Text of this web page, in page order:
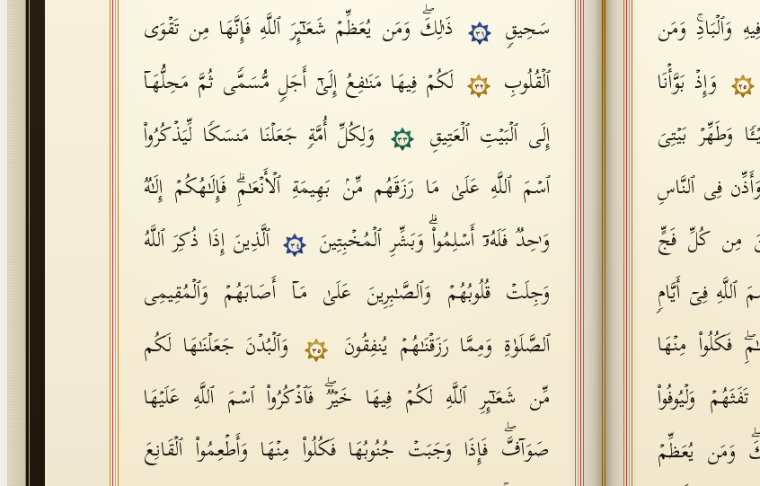
سَحِیقࣲ
٣١
ذَ ٰ⁠لِكَۖ وَمَن یُعَظِّمۡ شَعَـٰۤىِٕرَ ٱللَّهِ فَإِنَّهَا مِن تَقۡوَى
ٱلۡقُلُوبِ
٣٢
لَكُمۡ فِیهَا مَنَـٰفِعُ إِلَىٰۤ أَجَلࣲ مُّسَمࣰّى ثُمَّ مَحِلُّهَاۤ
إِلَى ٱلۡبَیۡتِ ٱلۡعَتِیقِ
٣٣
وَلِكُلِّ أُمَّةࣲ جَعَلۡنَا مَنسَكࣰا لِّیَذۡكُرُوا۟
ٱسۡمَ ٱللَّهِ عَلَىٰ مَا رَزَقَهُم مِّنۢ بَهِیمَةِ ٱلۡأَنۡعَـٰمِۗ فَإِلَـٰهُكُمۡ إِلَـٰهࣱ
وَ ٰ⁠حِدࣱ فَلَهُۥۤ أَسۡلِمُوا۟ۗ وَبَشِّرِ ٱلۡمُخۡبِتِینَ
٣٤
ٱلَّذِینَ إِذَا ذُكِرَ ٱللَّهُ
وَجِلَتۡ قُلُوبُهُمۡ وَٱلصَّـٰبِرِینَ عَلَىٰ مَاۤ أَصَابَهُمۡ وَٱلۡمُقِیمِی
ٱلصَّلَوٰةِ وَمِمَّا رَزَقۡنَـٰهُمۡ یُنفِقُونَ
٣٥
وَٱلۡبُدۡنَ جَعَلۡنَـٰهَا لَكُم
مِّن شَعَـٰۤىِٕرِ ٱللَّهِ لَكُمۡ فِیهَا خَیۡرࣱۖ فَٱذۡكُرُوا۟ ٱسۡمَ ٱللَّهِ عَلَیۡهَا
صَوَاۤفَّۖ فَإِذَا وَجَبَتۡ جُنُوبُهَا فَكُلُوا۟ مِنۡهَا وَأَطۡعِمُوا۟ ٱلۡقَانِعَ
وَٱلۡبَادِۚ وَمَن
٢٥
وَإِذۡ بَوَّأۡنَا
وَطَهِّرۡ بَیۡتِیَ
وَأَذِّن فِی ٱلنَّاسِ
مِن كُلِّ فَجٍّ
ٱللَّهِ فِیۤ أَیَّامࣲ
فَكُلُوا۟ مِنۡهَا
وَلۡیُوفُوا۟
وَمَن یُعَظِّمۡ